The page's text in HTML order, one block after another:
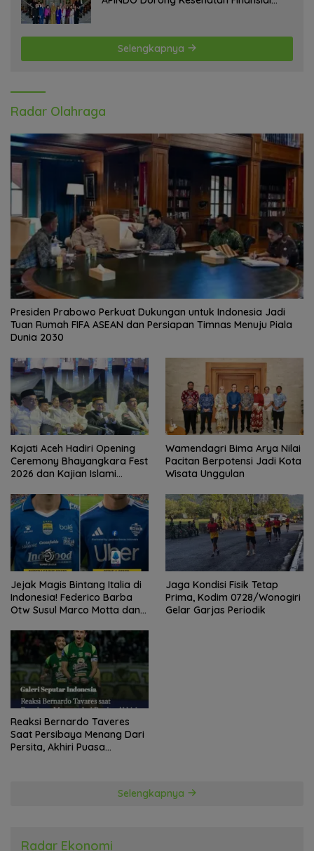
Selengkapnya
Radar Olahraga
Presiden Prabowo Perkuat Dukungan untuk Indonesia Jadi
Tuan Rumah FIFA ASEAN dan Persiapan Timnas Menuju Piala
Dunia 2030
Kajati Aceh Hadiri Opening
Ceremony Bhayangkara Fest
2026 dan Kajian Islami
Adi Hidayat
Wamendagri Bima Arya Nilai
Pacitan Berpotensi Jadi Kota
Wisata Unggulan
Jejak Magis Bintang Italia di
Indonesia! Federico Barba
Otw Susul Marco Motta dan
Trofi?
Jaga Kondisi Fisik Tetap
Prima, Kodim 0728/Wonogiri
Gelar Garjas Periodik
Reaksi Bernardo Taveres
Saat Persibaya Menang Dari
Persita, Akhiri Puasa
Selengkapnya
Radar Ekonomi